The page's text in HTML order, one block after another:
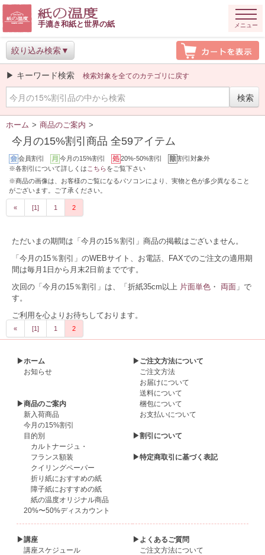
手漉き和紙と世界の紙 メニュー
絞り込み検索
▶ キーワード検索 検索対象を全てのカテゴリに戻す
ホーム > 商品のご案内 >
今月の15%割引商品 全59アイテム
会員割引 今月の15%割引 20%-50%割引
割引対象外
※各割引について詳しくは こちらをご覧下さい
※商品の画像は、お客様のご覧になるパソコンにより、実物と色が多少異なること
がございます。ご了承ください。
« [1] 1 2
ただいまの期間は「今月の15％割引」商品の掲載はございません。
「今月の15％割引」のWEBサイト、お電話、FAXでのご注文の適用期
間は毎月1日から月末2日前までです。
次回の「今月の15％割引」は、「折紙35cm以上 片面単色 ・ 両面 」で
す。
ご利用を心よりお待ちしております。
« [1] 1 2
▶ホーム
お知らせ
▶商品のご案内
新入荷商品
今月の15%割引
目的別
カルトナージュ・
フランス額装
クイリングペーパー
折り紙におすすめの紙
障子紙におすすめの紙
紙の温度オリジナル商品
20%〜50%ディスカウント
▶ご注文方法について
ご注文方法
お届けについて
送料について
梱包について
お支払いについて
▶割引について
▶特定商取引に基づく表記
▶講座
講座スケジュール
▶よくあるご質問
ご注文方法について